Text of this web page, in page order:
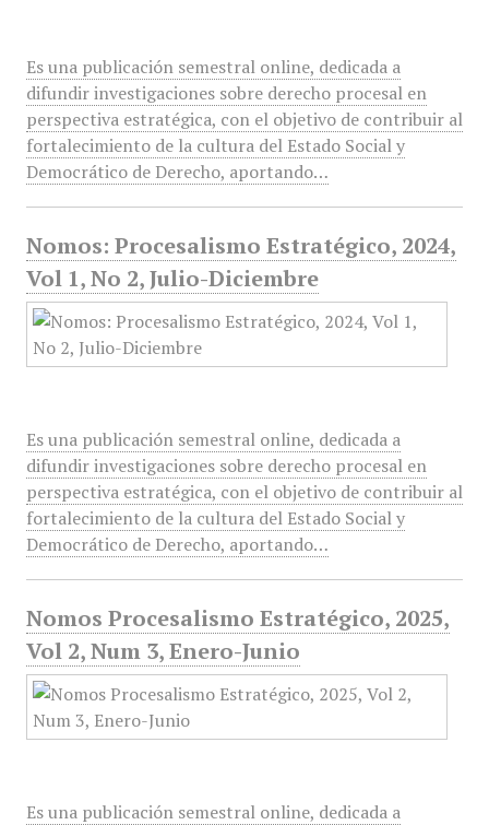
Es una publicación semestral online, dedicada a
difundir investigaciones sobre derecho procesal en
perspectiva estratégica, con el objetivo de contribuir al
fortalecimiento de la cultura del Estado Social y
Democrático de Derecho, aportando…
Nomos: Procesalismo Estratégico, 2024,
Vol 1, No 2, Julio-Diciembre
Es una publicación semestral online, dedicada a
difundir investigaciones sobre derecho procesal en
perspectiva estratégica, con el objetivo de contribuir al
fortalecimiento de la cultura del Estado Social y
Democrático de Derecho, aportando…
Nomos Procesalismo Estratégico, 2025,
Vol 2, Num 3, Enero-Junio
Es una publicación semestral online, dedicada a